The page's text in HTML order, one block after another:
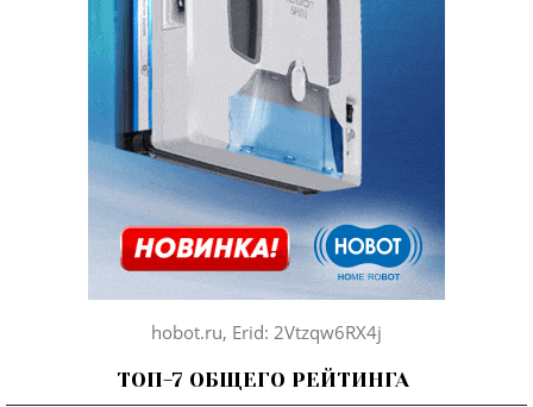
hobot.ru, Erid: 2Vtzqw6RX4j
ТОП-7 ОБЩЕГО РЕЙТИНГА